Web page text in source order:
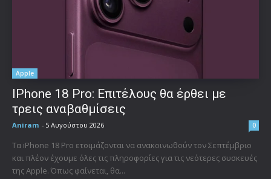
Apple
IPhone 18 Pro: Επιτέλους θα έρθει με
τρεις αναβαθμίσεις
Aniram - 5 Αυγούστου 2026 0
Τα iPhone 18 Pro ετοιμάζονται να ανακοινωθούν τον Σεπτέμβριο
και πλέον έχουμε όλες τις πληροφορίες για τις νεότερες συσκευές
της Apple. Όπως φαίνεται, θα...